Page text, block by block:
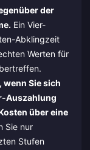
der
Ein Vier-
Abklingzeit
Werten für
wenn Sie sich
Auszahlung
über eine
Sie nur
Stufen